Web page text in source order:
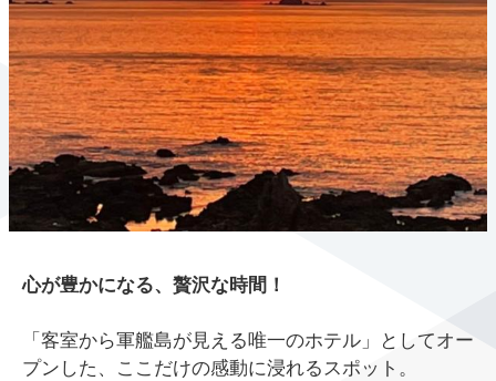
心が豊かになる、贅沢な時間！
「客室から軍艦島が見える唯一のホテル」としてオー
プンした、ここだけの感動に浸れるスポット。